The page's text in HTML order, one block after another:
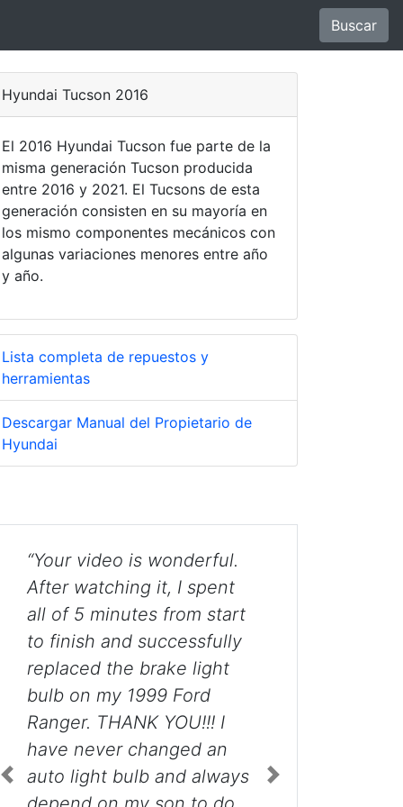
Buscar
Hyundai Tucson 2016
El 2016 Hyundai Tucson fue parte de la
misma generación Tucson producida
entre 2016 y 2021. El Tucsons de esta
generación consisten en su mayoría en
los mismo componentes mecánicos con
algunas variaciones menores entre año
y año.
Lista completa de repuestos y
herramientas
Descargar Manual del Propietario de
Hyundai
“Had a mechanic attempt
this before and he
completely pulled apart
my back dash destroying
a few things in his path.
Your instructions for
replacing the 3rd brake
light on my 2007 Sonata
were right on. ”
Previous